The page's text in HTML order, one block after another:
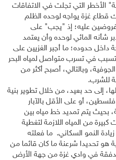
الأخطر التي تجلت في الاتفاقات
قطاع غزة يواجه لوحده الظلم
عليه؛ إذ "يجب" على
شأنه المائي لوحده وأن يعتمد
داخل حدوده؛ ما أجبر الغزيين على
تسبب في تسرب متواصل لمياه البحر
وبالتالي، أصبح أكثر من
إلى حد بعيد، من خلال تطوير بنية
فلسطين، أو على الأقل بالآبار
بحيث يتم تمديد خط مياه بين
كبيرة من المياه اللازمة لتغطية
زيادة النمو السكاني. ما فعلته
هو تحديدا شرعنة ما كان قائما من
في وادي غزة من جهة الأرض